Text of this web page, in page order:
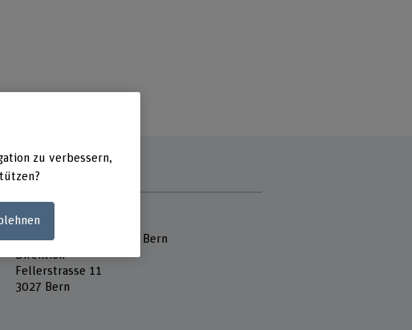
Adresse
Berner Fachhochschule
Hochschule der Künste Bern
Direktion
Fellerstrasse 11
3027 Bern
zu verbessern,